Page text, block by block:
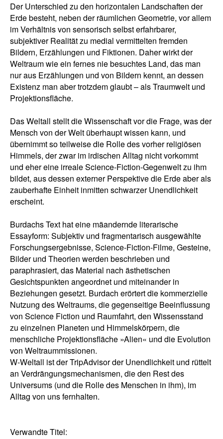
Der Unterschied zu den horizontalen Landschaften der
Erde besteht, neben der räumlichen Geometrie, vor allem
im Verhältnis von sensorisch selbst erfahrbarer,
subjektiver Realität zu medial vermittelten fremden
Bildern, Erzählungen und Fiktionen. Daher wirkt der
Weltraum wie ein fernes nie besuchtes Land, das man
nur aus Erzählungen und von Bildern kennt, an dessen
Existenz man aber trotzdem glaubt – als Traumwelt und
Projektionsfläche.
Das Weltall stellt die Wissenschaft vor die Frage, was der
Mensch von der Welt überhaupt wissen kann, und
übernimmt so teilweise die Rolle des vorher religiösen
Himmels, der zwar im irdischen Alltag nicht vorkommt
und eher eine irreale Science-Fiction-Gegenwelt zu ihm
bildet, aus dessen externer Perspektive die Erde aber als
zauberhafte Einheit inmitten schwarzer Unendlichkeit
erscheint.
Burdachs Text hat eine mäandernde literarische
Essayform: Subjektiv und fragmentarisch ausgewählte
Forschungsergebnisse, Science-Fiction-Filme, Gesteine,
Bilder und Theorien werden beschrieben und
paraphrasiert, das Material nach ästhetischen
Gesichtspunkten angeordnet und miteinander in
Beziehungen gesetzt. Burdach erörtert die kommerzielle
Nutzung des Weltraums, die gegenseitige Beeinflussung
von Science Fiction und Raumfahrt, den Wissensstand
zu einzelnen Planeten und Himmelskörpern, die
menschliche Projektionsfläche »Alien« und die Evolution
von Weltraummissionen.
W-Weltall ist der TripAdvisor der Unendlichkeit und rüttelt
an Verdrängungsmechanismen, die den Rest des
Universums (und die Rolle des Menschen in ihm), im
Alltag von uns fernhalten.
Verwandte Titel: